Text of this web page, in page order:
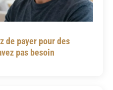
de payer pour des
pas besoin